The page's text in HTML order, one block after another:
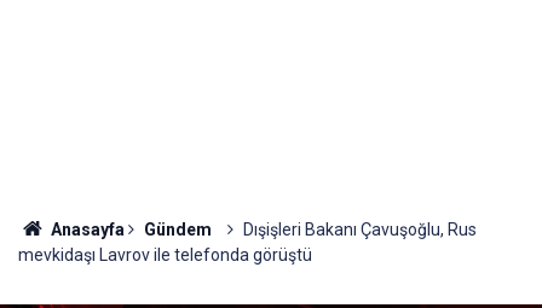
Anasayfa Gündem
Dışişleri Bakanı Çavuşoğlu, Rus
mevkidaşı Lavrov ile telefonda görüştü